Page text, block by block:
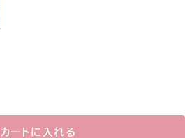
カートに入れる